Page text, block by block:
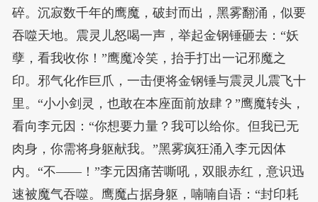
碎。沉寂数千年的鹰魔，破封而出，黑雾翻涌，似要
吞噬天地。震灵儿怒喝一声，举起金钢锤砸去：“妖
孽，看我收你！”鹰魔冷笑，抬手打出一记邪魔之
印。邪气化作巨爪，一击便将金钢锤与震灵儿震飞十
里。“小小剑灵，也敢在本座面前放肆？”鹰魔转头，
看向李元因：“你想要力量？我可以给你。但我已无
肉身，你需将身躯献我。”黑雾疯狂涌入李元因体
内。“不——！”李元因痛苦嘶吼，双眼赤红，意识迅
速被魔气吞噬。鹰魔占据身躯，喃喃自语：“封印耗